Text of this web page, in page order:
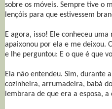
sobre os móveis. Sempre tive o
lençóis para que estivessem
E agora, isso! Ele conheceu
apaixonou por ela e me deixou.
e lhe perguntou: E o que é que
Ela não entendeu. Sim, durante
cozinheira, arrumadeira, babá
lembrara de que era a esposa,
*